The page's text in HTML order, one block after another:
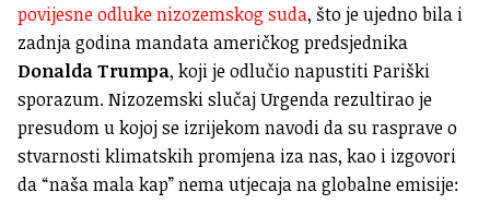
povijesne odluke nizozemskog suda, što je ujedno bila i
zadnja godina mandata američkog predsjednika
Donalda Trumpa, koji je odlučio napustiti Pariški
sporazum. Nizozemski slučaj Urgenda rezultirao je
presudom u kojoj se izrijekom navodi da su rasprave o
stvarnosti klimatskih promjena iza nas, kao i izgovori
da “naša mala kap” nema utjecaja na globalne emisije: